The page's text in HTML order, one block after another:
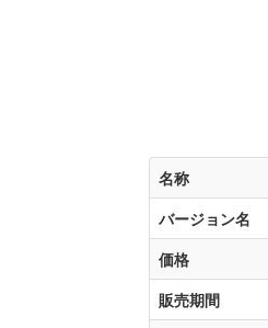
名称
バージョン名
価格
販売期間